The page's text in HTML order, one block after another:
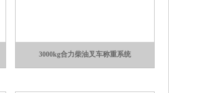
3000kg合力柴油叉车称重系统